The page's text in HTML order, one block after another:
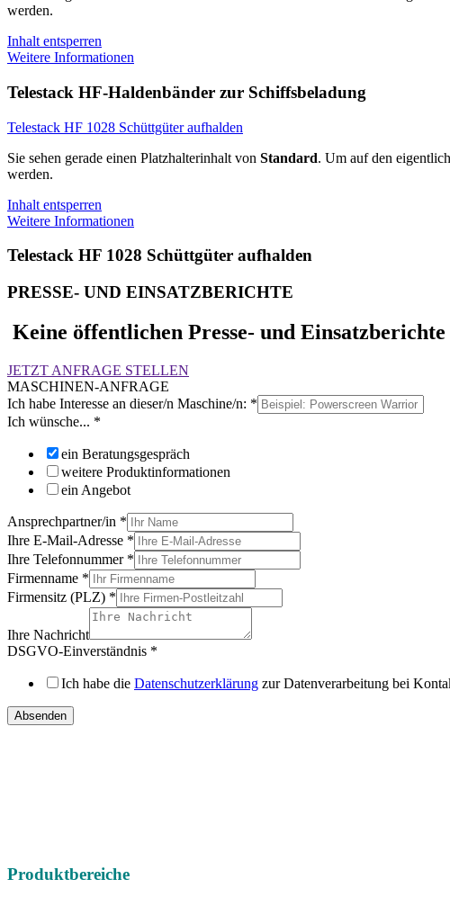
werden.
Inhalt entsperren
Weitere Informationen
Telestack HF-Haldenbänder zur Schiffsbeladung
Telestack HF 1028 Schüttgüter aufhalden
Sie sehen gerade einen Platzhalterinhalt von Standard. Um auf den
werden.
Inhalt entsperren
Weitere Informationen
Telestack HF 1028 Schüttgüter aufhalden
PRESSE- UND EINSATZBERICHTE
Keine öffentlichen Presse- und
JETZT ANFRAGE STELLEN
MASCHINEN-ANFRAGE
Ich habe Interesse an dieser/n Maschine/n: *
Ich wünsche... *
ein Beratungsgespräch
weitere Produktinformationen
ein Angebot
Ansprechpartner/in *
Ihre E-Mail-Adresse *
Ihre Telefonnummer *
Firmenname *
Firmensitz (PLZ) *
Ihre Nachricht
DSGVO-Einverständnis *
Ich habe die Datenschutzerklärung zur Datenverarbeitung bei
Absenden
Produktbereiche